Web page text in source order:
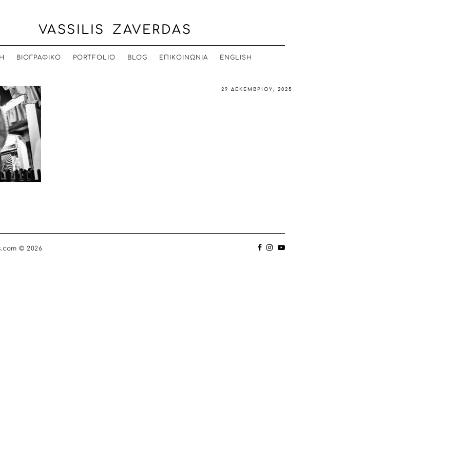
VASSILIS ZAVERDAS
ΒΙΟΓΡΑΦΙΚΟ PORTFOLIO BLOG ΕΠΙΚΟΙΝΩΝΙΑ ENGLISH
29 ΔΕΚΕΜΒΡΊΟΥ, 2025
© 2026